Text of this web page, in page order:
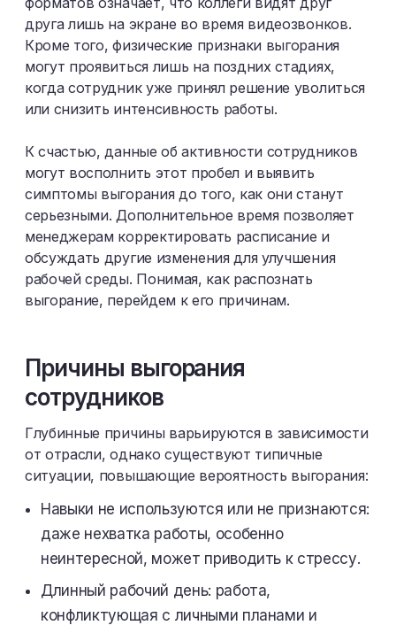
друга лишь на экране во время видеозвонков.
Кроме того, физические признаки выгорания
могут проявиться лишь на поздних стадиях,
когда сотрудник уже принял решение уволиться
или снизить интенсивность работы.
К счастью, данные об активности сотрудников
могут восполнить этот пробел и выявить
симптомы выгорания до того, как они станут
серьезными. Дополнительное время позволяет
менеджерам корректировать расписание и
обсуждать другие изменения для улучшения
рабочей среды. Понимая, как распознать
выгорание, перейдем к его причинам.
Причины выгорания
сотрудников
Глубинные причины варьируются в зависимости
от отрасли, однако существуют типичные
ситуации, повышающие вероятность выгорания:
Навыки не используются или не признаются:
даже нехватка работы, особенно
неинтересной, может приводить к стрессу.
Длинный рабочий день: работа,
конфликтующая с личными планами и